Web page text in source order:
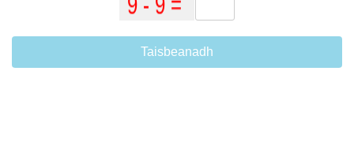
Taisbeanadh